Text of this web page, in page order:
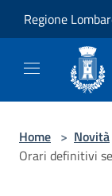
Regione
Home > Novità
Orari definitivi